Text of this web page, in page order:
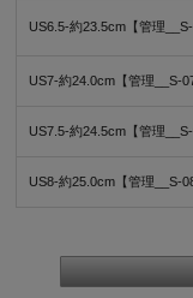
US6.5-約23.5cm【管理__S-
US7-約24.0cm【管理__S-
US7.5-約24.5cm【管理__S-
US8-約25.0cm【管理__S-